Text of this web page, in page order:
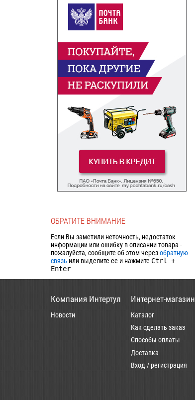
ОБРАТИТЕ ВНИМАНИЕ
Если Вы заметили неточность, недостаток
информации или ошибку в описании товара -
пожалуйста, сообщите об этом черезобратную
связь или выделите ее и нажмите Ctrl
+
Enter
Компания Интертул
Новости
Интернет-магазин
Каталог
Как сделать заказ
Способы оплаты
Доставка
Вход / регистрация